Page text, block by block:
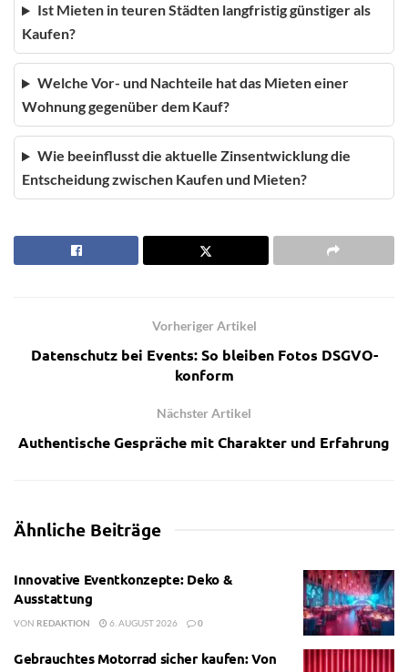
Ist Mieten in teuren Städten langfristig günstiger als
Kaufen?
Welche Vor- und Nachteile hat das Mieten einer
Wohnung gegenüber dem Kauf?
Wie beeinflusst die aktuelle Zinsentwicklung die
Entscheidung zwischen Kaufen und Mieten?
Vorheriger Artikel
Datenschutz bei Events: So bleiben Fotos DSGVO-
konform
Nächster Artikel
Authentische Gespräche mit Charakter und Erfahrung
Ähnliche Beiträge
Innovative Eventkonzepte: Deko &
Ausstattung
VON REDAKTION 6. AUGUST 2026 0
Gebrauchtes Motorrad sicher kaufen: Von